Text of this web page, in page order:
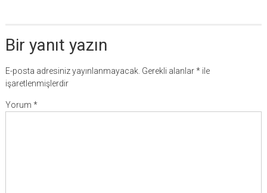
Bir yanıt yazın
E-posta adresiniz yayınlanmayacak. Gerekli alanlar*ile
işaretlenmişlerdir
Yorum *